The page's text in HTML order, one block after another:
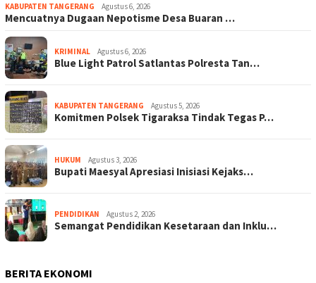
KABUPATEN TANGERANG Agustus 6, 2026
Mencuatnya Dugaan Nepotisme Desa Buaran …
KRIMINAL Agustus 6, 2026
Blue Light Patrol Satlantas Polresta Tan…
KABUPATEN TANGERANG Agustus 5, 2026
Komitmen Polsek Tigaraksa Tindak Tegas P…
HUKUM Agustus 3, 2026
Bupati Maesyal Apresiasi Inisiasi Kejaks…
PENDIDIKAN Agustus 2, 2026
Semangat Pendidikan Kesetaraan dan Inklu…
BERITA EKONOMI